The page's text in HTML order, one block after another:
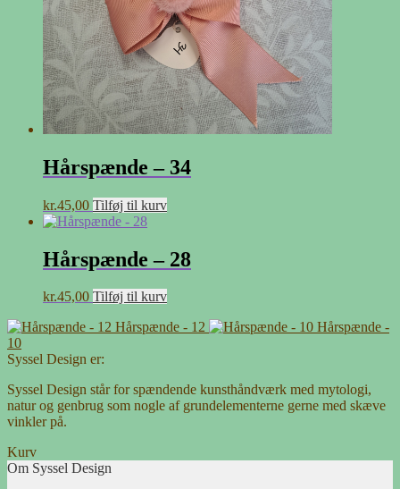
Hårspænde – 34
kr.45,00 Tilføj til kurv
Hårspænde – 28
kr.45,00 Tilføj til kurv
Hårspænde - 12
Hårspænde -
10
Syssel Design er:
Syssel Design står for spændende kunsthåndværk med mytologi,
natur og genbrug som nogle af grundelementerne gerne med skæve
vinkler på.
Kurv
Om Syssel Design